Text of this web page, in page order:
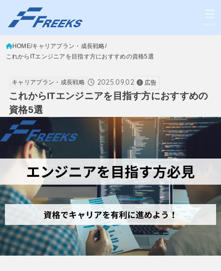
HOME キャリアプラン・成長戦略
これからITエンジニアを目指す方におすすめの資格5選
キャリアプラン・成長戦略 2025.09.02 広告
これからITエンジニアを目指す方におすすめの
資格5選